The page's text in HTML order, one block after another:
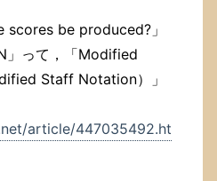
scores be produced?」
」って，「Modified
Staff Notation）」
article/447035492.ht